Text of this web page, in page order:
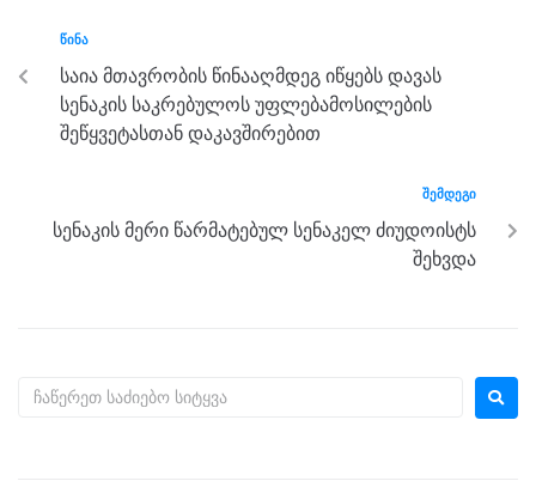
b
o
o
k
g
er
m p
p
ᲬᲘᲜᲐ
საია მთავრობის წინააღმდეგ იწყებს დავას
სენაკის საკრებულოს უფლებამოსილების
შეწყვეტასთან დაკავშირებით
ᲨᲔᲛᲓᲔᲒᲘ
სენაკის მერი წარმატებულ სენაკელ ძიუდოისტს
შეხვდა